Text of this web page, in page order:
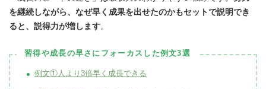
を継続しながら、なぜ早く成果を出せたのかもセットで説明でき
ると、説得力が増します。
習得や成長の早さにフォーカスした例文3選
例文①人より3倍早く成長できる